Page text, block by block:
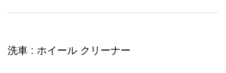
洗車 : ホイール クリーナー